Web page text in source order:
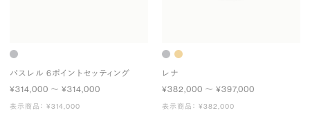
パスレル 6ポイントセッティング
¥314,000 〜 ¥314,000
表示商品： ¥314,000
レナ
¥382,000 〜 ¥397,000
表示商品： ¥382,000